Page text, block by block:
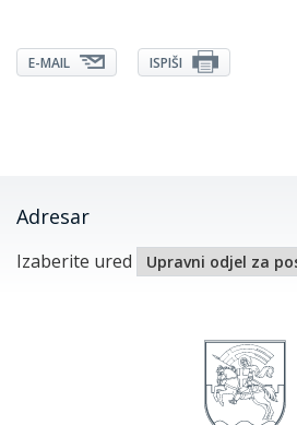
E-MAIL ISPIŠI
Adresar
Izaberite ured